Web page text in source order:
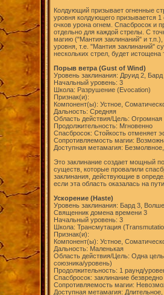
Колдующий призывает огненные
уровня колдующего призывается 1
очков урона огнем. Спасбросок и
отдельно для каждой стрелы. С
магию ("Мантия заклинаний" и
уровня, т.е. "Мантия заклинаний"
нескольких стрел, будет истощена
Порыв ветра (Gust of Wind)
Уровень заклинания: Друид 2,
Начальный уровень: 3
Школа: Разрушение (Evocation)
Признак(и):
Компонент(ы): Устное,
Дальность: Средняя
Область действия/Цель: Огромная
Продолжительность: Мгновенно
Спасбросок: Стойкость отменяет
Сопротивляемость магии:
Доступная метамагия:
Это заклинание создает мощный
существ, которые провалили
заклинания, действующие в
если эта область оказалась на
Ускорение (Haste)
Уровень заклинания: Бард 3,
Священник домена времени 3
Начальный уровень: 3
Школа: Трансмутация
Признак(и):
Компонент(ы): Устное,
Дальность: Маленькая
Область действия/Цель: Одна
союзника/уровень)
Продолжительность: 1 раунд/
Спасбросок: заклинание безвредно
Сопротивляемость магии:
Доступная метамагия: